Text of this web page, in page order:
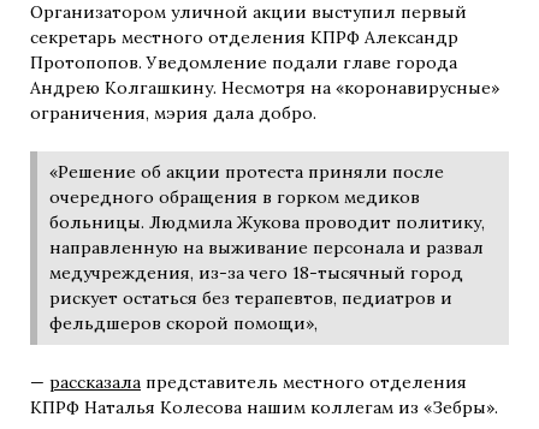
Организатором уличной акции выступил первый
секретарь местного отделения КПРФ Александр
Протопопов. Уведомление подали главе города
Андрею Колгашкину. Несмотря на «коронавирусные»
ограничения, мэрия дала добро.
«Решение об акции протеста приняли после
очередного обращения в горком медиков
больницы. Людмила Жукова проводит политику,
направленную на выживание персонала и развал
медучреждения, из-за чего 18-тысячный город
рискует остаться без терапевтов, педиатров и
фельдшеров скорой помощи»,
— рассказала представитель местного отделения
КПРФ Наталья Колесова нашим коллегам из «Зебры».